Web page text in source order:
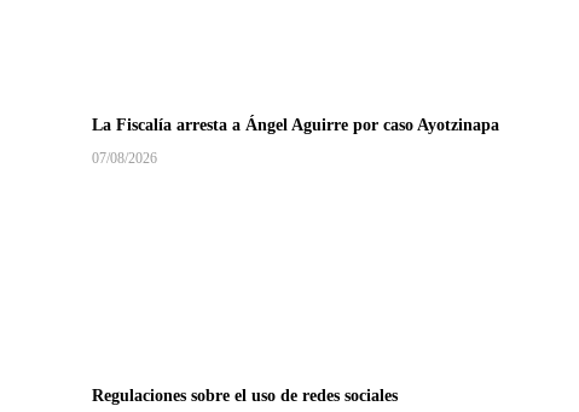
La Fiscalía arresta a Ángel Aguirre por caso Ayotzinapa
07/08/2026
Regulaciones sobre el uso de redes sociales